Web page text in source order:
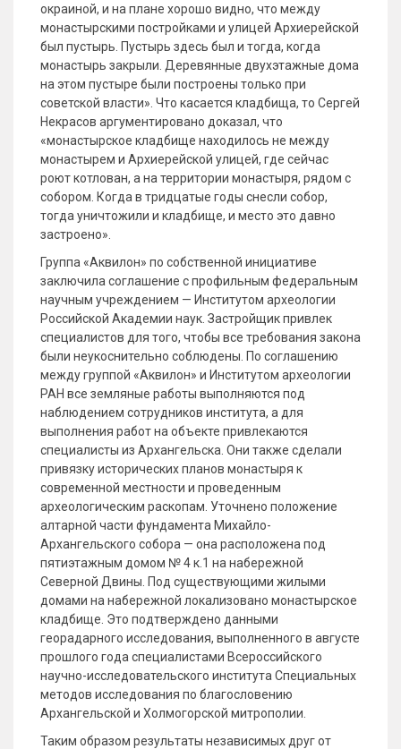
окраиной, и на плане хорошо видно, что между
монастырскими постройками и улицей Архиерейской
был пустырь. Пустырь здесь был и тогда, когда
монастырь закрыли. Деревянные двухэтажные дома
на этом пустыре были построены только при
советской власти». Что касается кладбища, то Сергей
Некрасов аргументировано доказал, что
«монастырское кладбище находилось не между
монастырем и Архиерейской улицей, где сейчас
роют котлован, а на территории монастыря, рядом с
собором. Когда в тридцатые годы снесли собор,
тогда уничтожили и кладбище, и место это давно
застроено».
Группа «Аквилон» по собственной инициативе
заключила соглашение с профильным федеральным
научным учреждением — Институтом археологии
Российской Академии наук. Застройщик привлек
специалистов для того, чтобы все требования закона
были неукоснительно соблюдены. По соглашению
между группой «Аквилон» и Институтом археологии
РАН все земляные работы выполняются под
наблюдением сотрудников института, а для
выполнения работ на объекте привлекаются
специалисты из Архангельска. Они также сделали
привязку исторических планов монастыря к
современной местности и проведенным
археологическим раскопам. Уточнено положение
алтарной части фундамента Михайло-
Архангельского собора — она расположена под
пятиэтажным домом № 4 к.1 на набережной
Северной Двины. Под существующими жилыми
домами на набережной локализовано монастырское
кладбище. Это подтверждено данными
георадарного исследования, выполненного в августе
прошлого года специалистами Всероссийского
научно-исследовательского института Специальных
методов исследования по благословению
Архангельской и Холмогорской митрополии.
Таким образом результаты независимых друг от